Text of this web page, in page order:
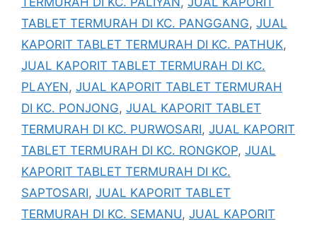
TABLET TERMURAH DI KC. PANGGANG, JUAL
KAPORIT TABLET TERMURAH DI KC. PATHUK,
JUAL KAPORIT TABLET TERMURAH DI KC.
PLAYEN, JUAL KAPORIT TABLET TERMURAH
DI KC. PONJONG, JUAL KAPORIT TABLET
TERMURAH DI KC. PURWOSARI, JUAL KAPORIT
TABLET TERMURAH DI KC. RONGKOP, JUAL
KAPORIT TABLET TERMURAH DI KC.
SAPTOSARI, JUAL KAPORIT TABLET
TERMURAH DI KC. SEMANU, JUAL KAPORIT